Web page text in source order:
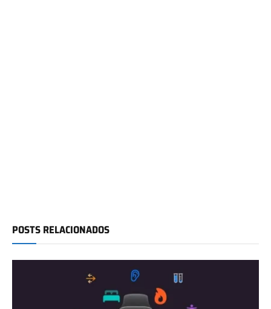
POSTS RELACIONADOS